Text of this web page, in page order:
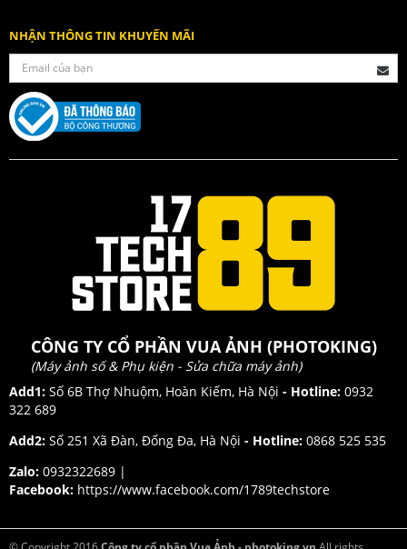
NHẬN THÔNG TIN KHUYẾN MÃI
CÔNG TY CỔ PHẦN VUA ẢNH (PHOTOKING)
(Máy ảnh số & Phụ kiện - Sửa chữa máy ảnh)
Add1: Số 6B Thợ Nhuộm, Hoàn Kiếm, Hà Nội - Hotline: 0932
322 689
Add2: Số 251 Xã Đàn, Đống Đa, Hà Nội - Hotline: 0868 525 535
Zalo: 0932322689 |
Facebook: https://www.facebook.com/1789techstore